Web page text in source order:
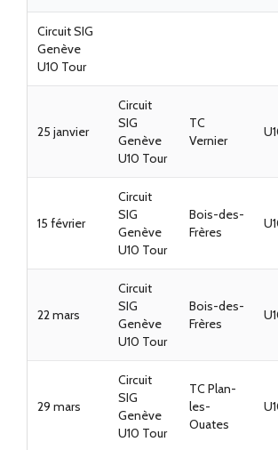
Circuit SIG
Genève
U10 Tour
25 janvier
Circuit
SIG
Genève
U10 Tour
TC
Vernier
15 février
Circuit
SIG
Genève
U10 Tour
Bois-des-
Frères
22 mars
Circuit
SIG
Genève
U10 Tour
Bois-des-
Frères
29 mars
Circuit
SIG
Genève
U10 Tour
TC Plan-
les-
Ouates